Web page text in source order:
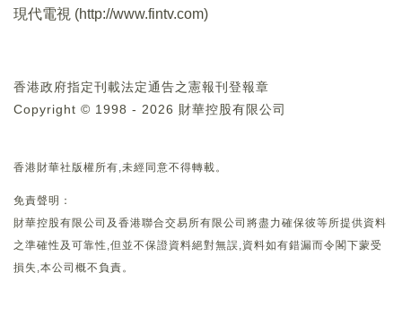
現代電視 (http://www.fintv.com)
香港政府指定刊載法定通告之憲報刊登報章
Copyright © 1998 - 2026 財華控股有限公司
香港財華社版權所有,未經同意不得轉載。
免責聲明：
財華控股有限公司及香港聯合交易所有限公司將盡力確保彼等所提供資料
之準確性及可靠性,但並不保證資料絕對無誤,資料如有錯漏而令閣下蒙受
損失,本公司概不負責。